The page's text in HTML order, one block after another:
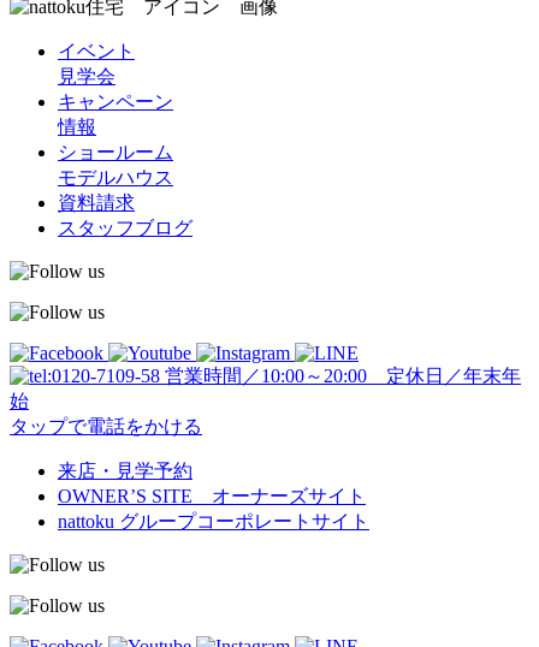
イベント
見学会
キャンペーン
情報
ショールーム
モデルハウス
資料請求
スタッフブログ
営業時間／10:00～20:00 定休日／年末年
始
タップで電話をかける
来店・見学予約
OWNER’S SITE オーナーズサイト
nattoku グループコーポレートサイト